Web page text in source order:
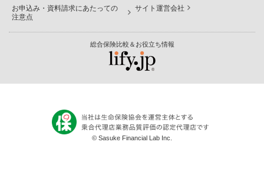
いポイント
傷害保険は商品ごとに補償される場面や契約タイプが異
お申込み・資料請求にあたっての
注意点
サイト運営会社
総合保険比較＆お役立ち情報
© Sasuke Financial Lab Inc.